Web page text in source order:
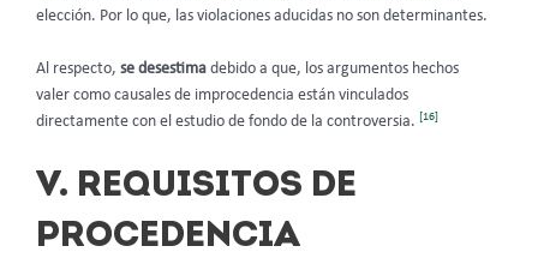
elección. Por lo que, las violaciones aducidas no son determinantes.
Al respecto, se desestima debido a que, los argumentos hechos
valer como causales de improcedencia están vinculados
directamente con el estudio de fondo de la controversia. [16]
V. REQUISITOS DE
PROCEDENCIA